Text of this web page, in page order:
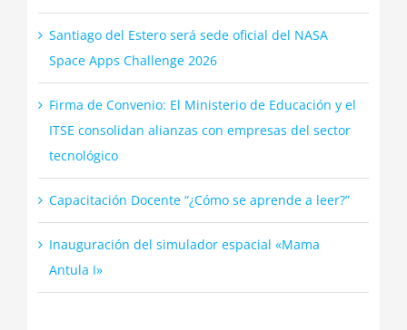
Santiago del Estero será sede oficial del NASA
Space Apps Challenge 2026
Firma de Convenio: El Ministerio de Educación y el
ITSE consolidan alianzas con empresas del sector
tecnológico
Capacitación Docente “¿Cómo se aprende a leer?”
Inauguración del simulador espacial «Mama
Antula I»